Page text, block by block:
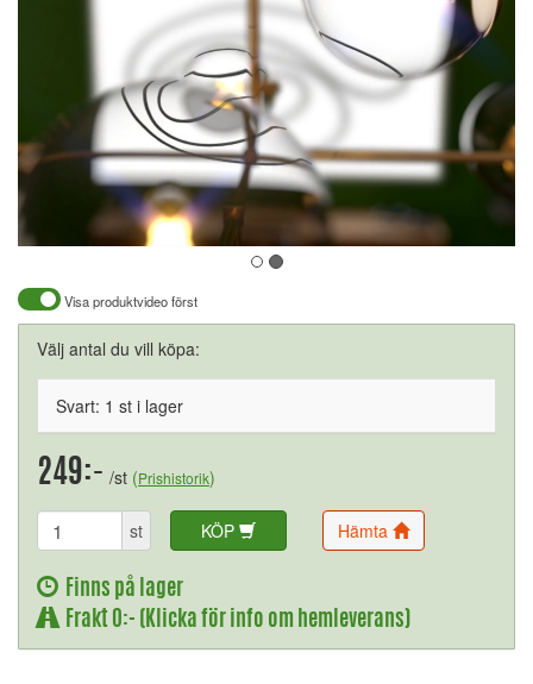
Visa produktvideo först
Välj antal du vill köpa:
Svart: 1 st i lager
249:- /st (Prishistorik)
st KÖP Hämta
Finns på lager
Frakt 0:- (Klicka för info om hemleverans)